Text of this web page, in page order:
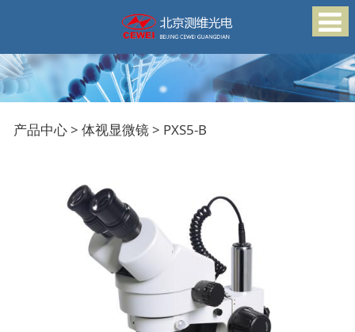
PXS5-B
产品中心> 体视显微镜> PXS5-B